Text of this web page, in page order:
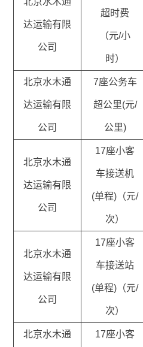
达运输有限
公司
超时费
（元/小
时）
北京水木通
达运输有限
公司
7座公务车
超公里(元/
公里)
北京水木通
达运输有限
公司
17座小客
车接送机
(单程)（元/
次）
北京水木通
达运输有限
公司
17座小客
车接送站
(单程)（元/
次）
北京水木通 17座小客